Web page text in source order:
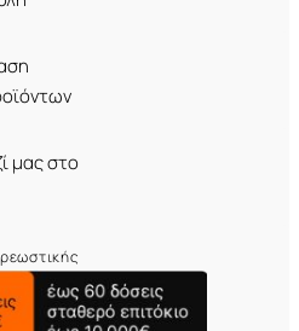
μας στο